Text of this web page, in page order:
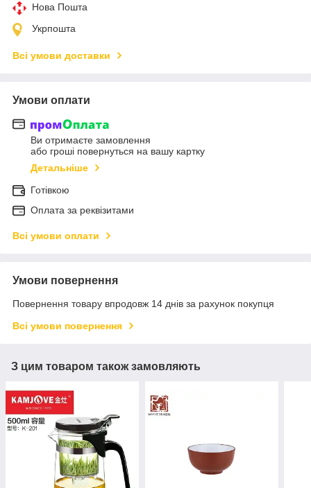
Нова Пошта
Укрпошта
Всі умови доставки
Умови оплати
Ви отримаєте замовлення
або гроші повернуться на вашу картку
Детальніше
Готівкою
Оплата за реквізитами
Всі умови оплати
Умови повернення
Повернення товару впродовж 14 днів за рахунок покупця
Всі умови повернення
З цим товаром також замовляють